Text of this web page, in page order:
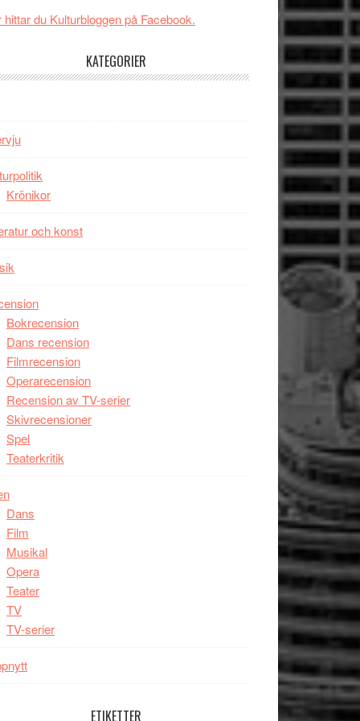
imponerande
skådespelare
TO
världspremiär
hittar du Kulturbloggen på Facebook.
KATEGORIER
Krönikor
och konst
Bokrecension
Dans recension
Filmrecension
Operarecension
Recension av TV-serier
Skivrecensioner
Spel
Teaterkritik
Dans
Film
Musikal
Opera
Teater
TV
TV-serier
ETIKETTER